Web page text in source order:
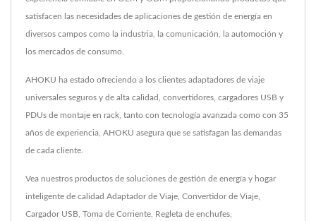
satisfacen las necesidades de aplicaciones de gestión de energía en
diversos campos como la industria, la comunicación, la automoción y
los mercados de consumo.
AHOKU ha estado ofreciendo a los clientes adaptadores de viaje
universales seguros y de alta calidad, convertidores, cargadores USB y
PDUs de montaje en rack, tanto con tecnología avanzada como con 35
años de experiencia, AHOKU asegura que se satisfagan las demandas
de cada cliente.
Vea nuestros productos de soluciones de gestión de energía y hogar
inteligente de calidad Adaptador de Viaje Convertidor de Viaje
Cargador USB Toma de Corriente Regleta de enchufes